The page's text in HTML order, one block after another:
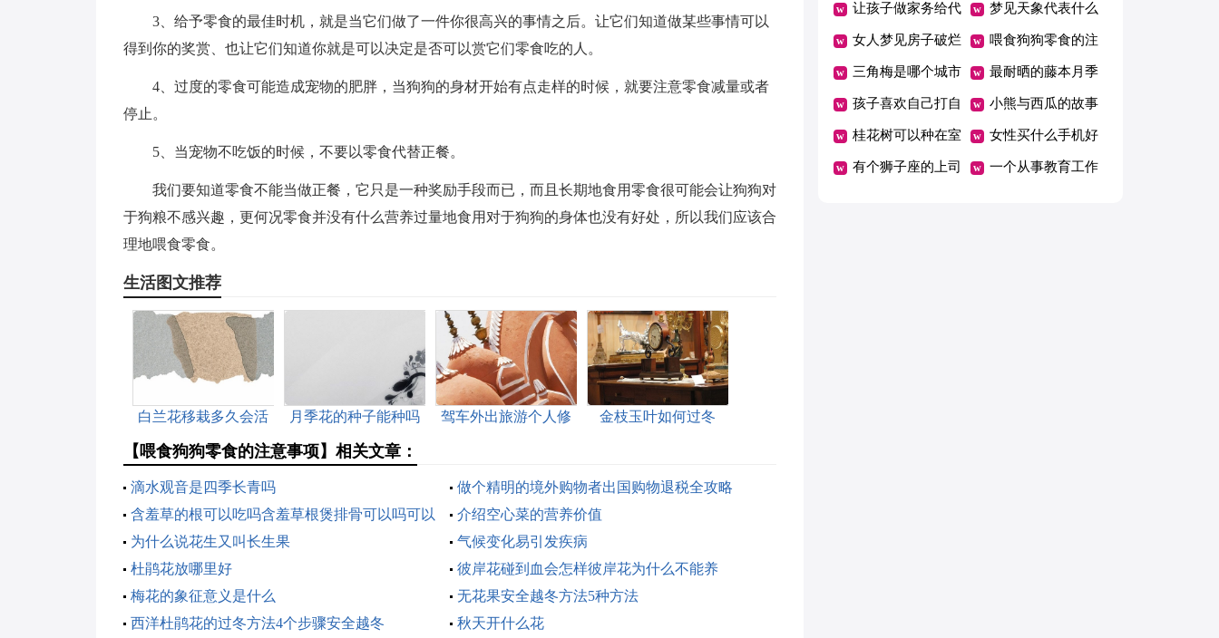
3、给予零食的最佳时机，就是当它们做了一件你很高兴的事情之后。让它们知道做某些事情可以
得到你的奖赏、也让它们知道你就是可以决定是否可以赏它们零食吃的人。
4、过度的零食可能造成宠物的肥胖，当狗狗的身材开始有点走样的时候，就要注意零食减量或者
停止。
5、当宠物不吃饭的时候，不要以零食代替正餐。
我们要知道零食不能当做正餐，它只是一种奖励手段而已，而且长期地食用零食很可能会让狗狗对
于狗粮不感兴趣，更何况零食并没有什么营养过量地食用对于狗狗的身体也没有好处，所以我们应该合
理地喂食零食。
生活图文推荐
白兰花移栽多久会活 月季花的种子能种吗
驾车外出旅游个人修
金枝玉叶如何过冬
【喂食狗狗零食的注意事项】相关文章：
滴水观音是四季长青吗
做个精明的境外购物者出国购物退税全攻略
含羞草的根可以吃吗含羞草根煲排骨可以吗可以
介绍空心菜的营养价值
为什么说花生又叫长生果
气候变化易引发疾病
杜鹃花放哪里好
彼岸花碰到血会怎样彼岸花为什么不能养
梅花的象征意义是什么
无花果安全越冬方法5种方法
西洋杜鹃花的过冬方法4个步骤安全越冬
秋天开什么花
思？ 区别
让孩子做家务给代
币好吗
梦见天象代表什么
意思
女人梦见房子破烂
不堪预示什么
喂食狗狗零食的注
意事项
三角梅是哪个城市
的市花
最耐晒的藤本月季
孩子喜欢自己打自
己怎么办
小熊与西瓜的故事
桂花树可以种在室
内吗
女性买什么手机好
有个狮子座的上司 一个从事教育工作